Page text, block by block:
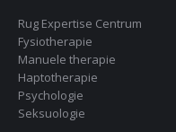
Rug Expertise Centrum
Fysiotherapie
Manuele therapie
Haptotherapie
Psychologie
Seksuologie